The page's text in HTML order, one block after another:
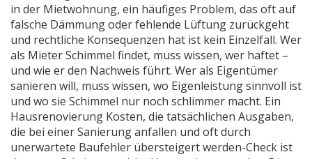
in der Mietwohnung, ein häufiges Problem, das oft auf
falsche Dämmung oder fehlende Lüftung zurückgeht
und rechtliche Konsequenzen hat ist kein Einzelfall. Wer
als Mieter Schimmel findet, muss wissen, wer haftet –
und wie er den Nachweis führt. Wer als Eigentümer
sanieren will, muss wissen, wo Eigenleistung sinnvoll ist
und wo sie Schimmel nur noch schlimmer macht. Ein
Hausrenovierung Kosten, die tatsächlichen Ausgaben,
die bei einer Sanierung anfallen und oft durch
unerwartete Baufehler übersteigert werden-Check ist